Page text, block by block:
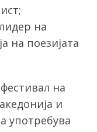
на
на поезијата
на
и
употребува